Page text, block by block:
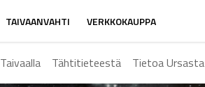
TAIVAANVAHTI VERKKOKAUPPA
Taivaalla Tähtitieteestä Tietoa Ursasta